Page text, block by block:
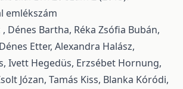
emlékszám
Dénes Bartha, Réka Zsófia Bubán,
Etter, Alexandra Halász,
Ivett Hegedüs, Erzsébet Hornung,
Józan, Tamás Kiss, Blanka Kóródi,